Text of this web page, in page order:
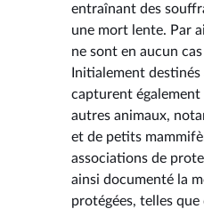
entraînant des
une mort lente. Par
ne sont en aucun
Initialement destinés
capturent également
autres animaux,
et de petits
associations de
ainsi documenté la
protégées, telles que